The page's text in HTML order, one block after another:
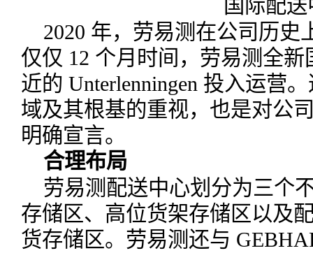
2020 年，劳易测在公司历
仅仅 12 个月时间，劳易测全
近的 Unterlenningen 投入运营
域及其根基的重视，也是对公
明确宣言。
合理布局
劳易测配送中心划分为三个
存储区、高位货架存储区以及
货存储区。劳易测还与